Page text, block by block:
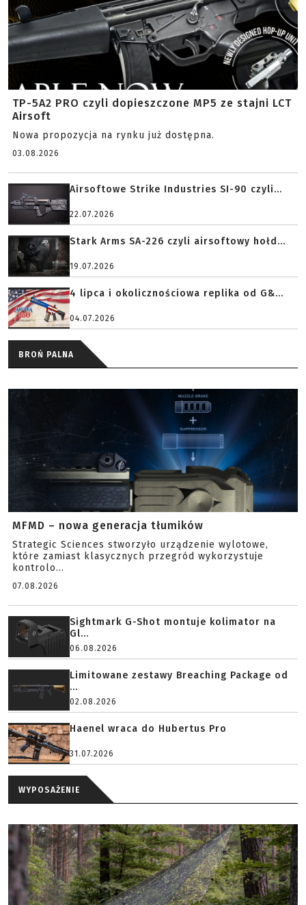
TP-5A2 PRO czyli dopieszczone MP5 ze stajni LCT
Airsoft
Nowa propozycja na rynku już dostępna.
03.08.2026
Airsoftowe Strike Industries SI-90 czyli...
22.07.2026
Stark Arms SA-226 czyli airsoftowy hołd...
19.07.2026
4 lipca i okolicznościowa replika od G&...
04.07.2026
BROŃ PALNA
MFMD – nowa generacja tłumików
Strategic Sciences stworzyło urządzenie wylotowe,
które zamiast klasycznych przegród wykorzystuje
kontrolo...
07.08.2026
Sightmark G-Shot montuje kolimator na
Gl...
06.08.2026
Limitowane zestawy Breaching Package od
...
02.08.2026
Haenel wraca do Hubertus Pro
31.07.2026
WYPOSAŻENIE